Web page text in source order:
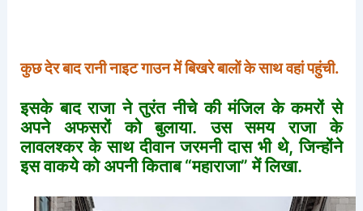
कुछदेरबादरानीनाइटगाउनमेंबिखरेबालोंकेसाथवहांपहुंची.
इसके बाद राजा ने तुरंत नीचे की मंजिल के कमरों से
अपने
अफसरों को बुलाया.उस समय राजा
के
लावलश्कर के साथ दीवान जरमनी दास भी थे,जिन्होंने
इसवाकयेकोअपनीकिताब“महाराजा”मेंलिखा.